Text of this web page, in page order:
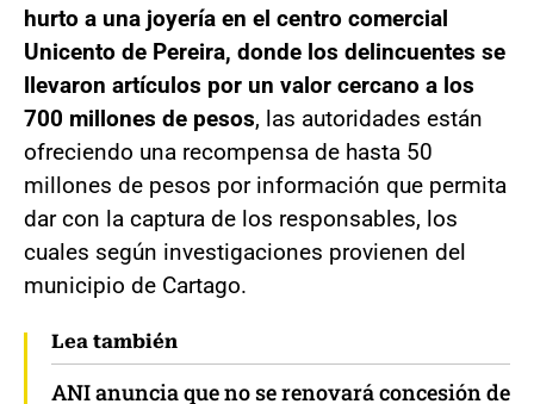
hurto a una joyería en el centro comercial
Unicento de Pereira, donde los delincuentes se
llevaron artículos por un valor cercano a los
700 millones de pesos, las autoridades están
ofreciendo una recompensa de hasta 50
millones de pesos por información que permita
dar con la captura de los responsables, los
cuales según investigaciones provienen del
municipio de Cartago.
Lea también
ANI anuncia que no se renovará concesión de